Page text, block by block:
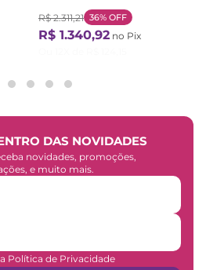
Natural/Branco
R$ 2.311,21 36% OFF
R$ 1.340,92 no Pix
DAS NOVIDADES
novidades, promoções,
e muito mais.
Política de Privacidade